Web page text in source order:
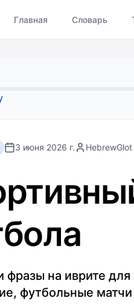
Главная Словарь
3 июня 2026 г. HebrewGlot
фразы на иврите
футбольные